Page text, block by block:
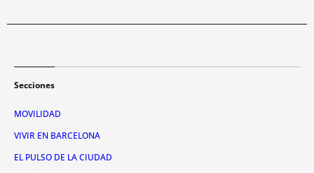
Secciones
MOVILIDAD
VIVIR EN BARCELONA
EL PULSO DE LA CIUDAD